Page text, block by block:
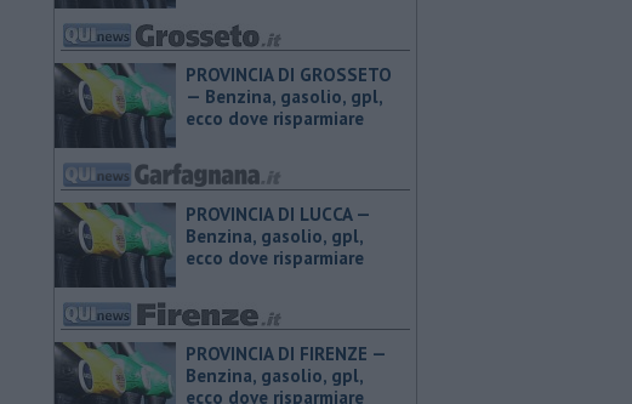
PROVINCIA DI GROSSETO
— ​Benzina, gasolio, gpl,
ecco dove risparmiare
PROVINCIA DI LUCCA — ​
Benzina, gasolio, gpl,
ecco dove risparmiare
PROVINCIA DI FIRENZE — ​
Benzina, gasolio, gpl,
ecco dove risparmiare